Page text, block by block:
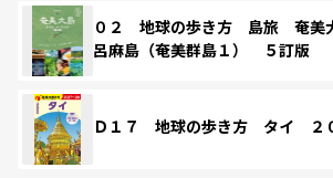
０２ 地球の歩き方 島旅 奄
呂麻島（奄美群島１） ５訂版
Ｄ１７ 地球の歩き方 タイ ２